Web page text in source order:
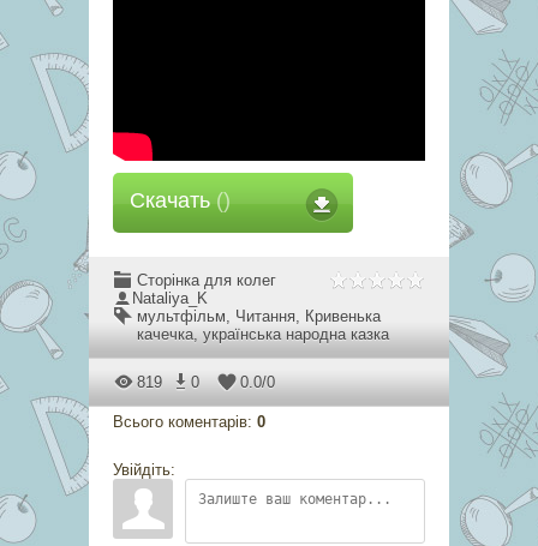
Скачать ()
Сторінка для колег
Nataliya_K
мультфільм, Читання, Кривенька
качечка, українська народна казка
819 0 0.0/0
Всього коментарів: 0
Увійдіть: